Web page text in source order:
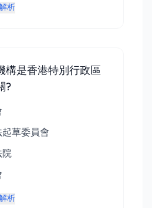
析
構是香港特別行政區
?
草委員會
院
析